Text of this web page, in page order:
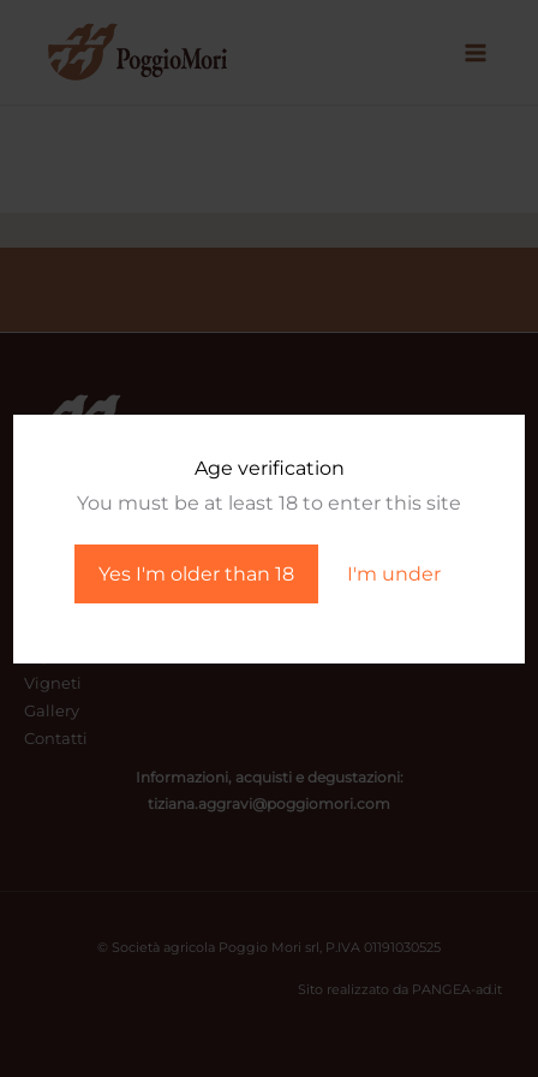
Age verification
You must be at least 18 to enter this site
Yes I'm older than 18 I'm under
contenuto
Cantina
Vigneti
Gallery
Contatti
Informazioni, acquisti e degustazioni:
tiziana.aggravi@poggiomori.com
© Società agricola Poggio Mori srl, P.IVA 01191030525
Sito realizzato da PANGEA-ad.it